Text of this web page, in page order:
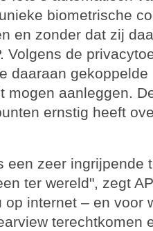
biometrische
en zonder dat zij
Volgens de
daaraan
mogen aanleggen.
ernstig heeft
een zeer ingrijpende
ter wereld", zegt
op internet – en voor
terechtkomen